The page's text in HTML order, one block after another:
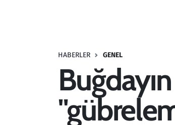
HABERLER GENEL
Savunma Sanayi